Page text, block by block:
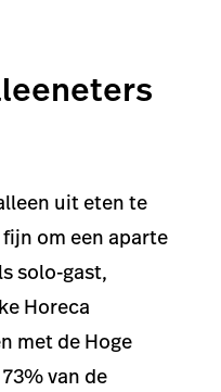
uit eten te
om een aparte
solo-gast,
Horeca
met de Hoge
van de